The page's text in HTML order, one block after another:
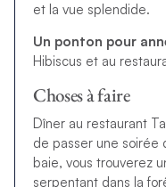
et la vue splendide.
Un ponton pour
Hibiscus et au
Choses à faire
Dîner au restaurant
de passer une soirée
baie, vous trouverez
serpentant dans la